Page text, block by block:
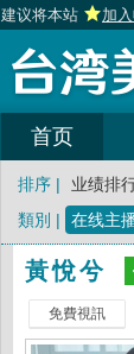
建议将本站 加
首页
排序 | 业绩排
類別 |
在线主
黃悅兮
免費視訊